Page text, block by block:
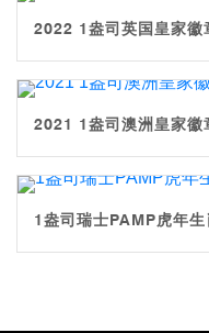
2022 1盎司英国皇家徽
2021 1盎司澳洲皇家徽
1盎司瑞士PAMP虎年生